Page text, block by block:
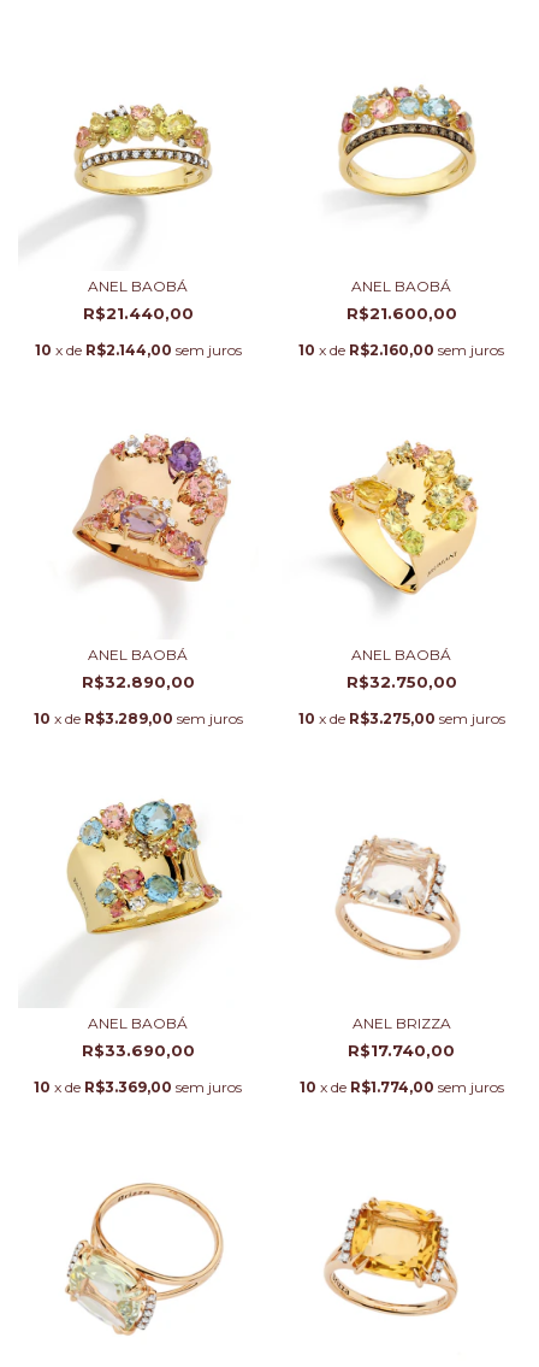
ANEL BAOBÁ
R$21.440,00
10 x de R$2.144,00 sem juros
ANEL BAOBÁ
R$21.600,00
10 x de R$2.160,00 sem juros
ANEL BAOBÁ
R$32.890,00
10 x de R$3.289,00 sem juros
ANEL BAOBÁ
R$32.750,00
10 x de R$3.275,00 sem juros
ANEL BAOBÁ
R$33.690,00
10 x de R$3.369,00 sem juros
ANEL BRIZZA
R$17.740,00
10 x de R$1.774,00 sem juros